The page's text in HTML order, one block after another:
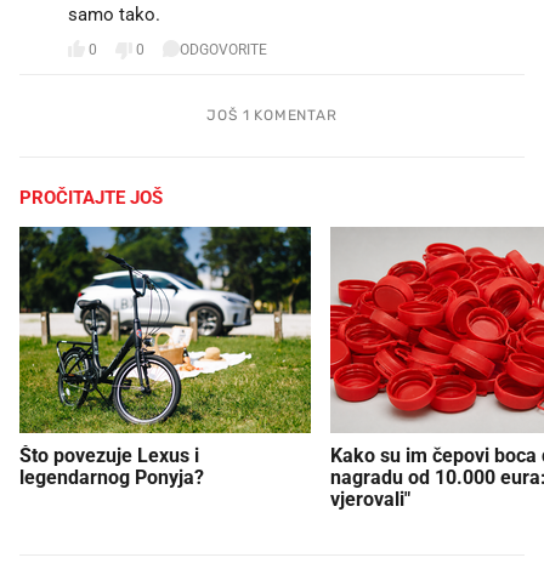
samo tako.
0 0 ODGOVORITE
JOŠ 1 KOMENTAR
PROČITAJTE JOŠ
Što povezuje Lexus i
legendarnog Ponyja?
Kako su im čepovi boca
nagradu od 10.000
vjerovali"